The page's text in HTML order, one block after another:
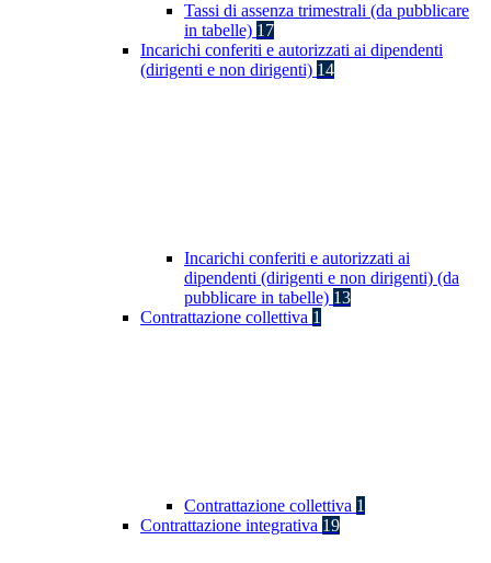
Tassi di assenza trimestrali (da pubblicare
in tabelle) 17
Incarichi conferiti e autorizzati ai dipendenti
(dirigenti e non dirigenti) 14
Incarichi conferiti e autorizzati ai
dipendenti (dirigenti e non dirigenti) (da
pubblicare in tabelle) 13
Contrattazione collettiva 1
Contrattazione collettiva 1
Contrattazione integrativa 19